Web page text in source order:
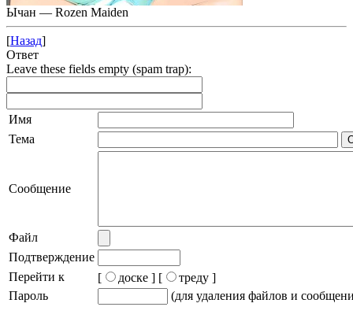
Ычан — Rozen Maiden
[Назад]
Ответ
Leave these fields empty (spam trap):
Имя
Тема
Сообщение
Файл
Подтверждение
Перейти к
[ доске ] [
треду ]
Пароль
(для удаления файлов и